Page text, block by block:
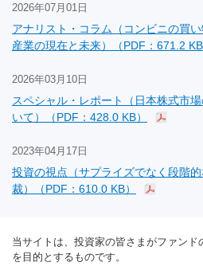
2026年07月01日
アナリスト・コラム（コンビニの買
産業の現在と未来）（PDF：671.2 KB
2026年03月10日
スペシャル・レポート（日本株式市
いて）（PDF：428.0 KB）
2023年04月17日
投資の視点（サプライズでなく段階
裁）（PDF：610.0 KB）
当サイトは、投資家の皆さまがファン
を目的とするものです。